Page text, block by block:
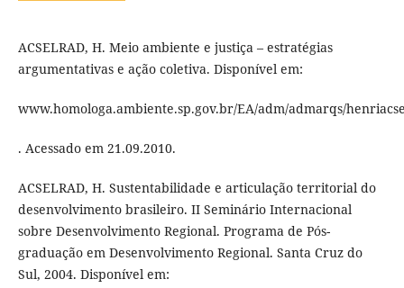
ACSELRAD, H. Meio ambiente e justiça – estratégias
argumentativas e ação coletiva. Disponível em:
www.homologa.ambiente.sp.gov.br/EA/adm/admarqs/
. Acessado em 21.09.2010.
ACSELRAD, H. Sustentabilidade e articulação territorial do
desenvolvimento brasileiro. II Seminário Internacional
sobre Desenvolvimento Regional. Programa de Pós-
graduação em Desenvolvimento Regional. Santa Cruz do
Sul, 2004. Disponível em: